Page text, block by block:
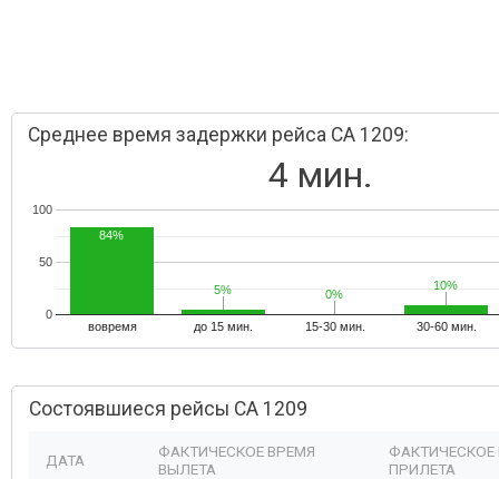
Среднее время задержки рейса CA 1209:
4 мин.
вовремя до 15 мин. 15-30 мин. 30-60 мин.
0
50
100
84%
5%
5% 0%
0%
10%
10%
Состоявшиеся рейсы CA 1209
ДАТА
ФАКТИЧЕСКОЕ ВРЕМЯ
ВЫЛЕТА
ФАКТИЧЕСКОЕ
ПРИЛЕТА